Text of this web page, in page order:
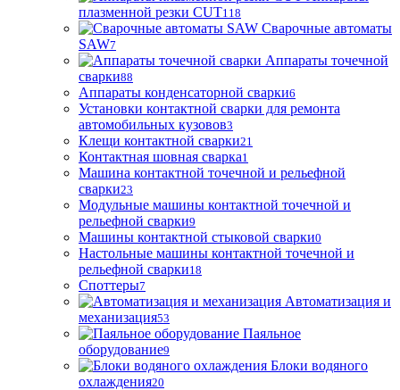
плазменной резки CUT118
Сварочные автоматы
SAW7
Аппараты точечной
сварки88
Аппараты конденсаторной сварки6
Установки контактной сварки для ремонта
автомобильных кузовов3
Клещи контактной сварки21
Контактная шовная сварка1
Машина контактной точечной и рельефной
сварки23
Модульные машины контактной точечной и
рельефной сварки9
Машины контактной стыковой сварки0
Настольные машины контактной точечной и
рельефной сварки18
Споттеры7
Автоматизация и
механизация53
Паяльное
оборудование9
Блоки водяного
охлаждения20